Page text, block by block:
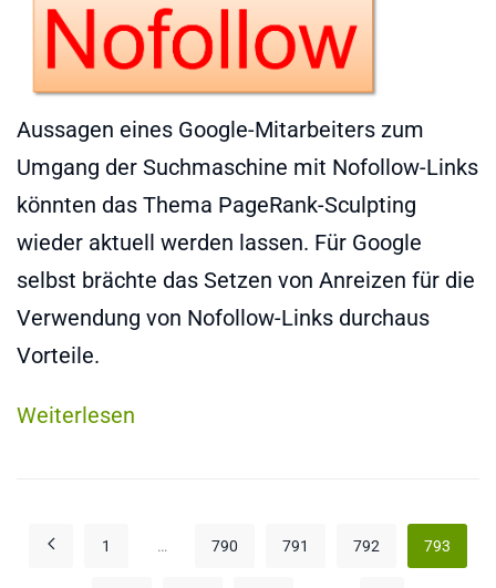
Aussagen eines Google-Mitarbeiters zum
Umgang der Suchmaschine mit Nofollow-Links
könnten das Thema PageRank-Sculpting
wieder aktuell werden lassen. Für Google
selbst brächte das Setzen von Anreizen für die
Verwendung von Nofollow-Links durchaus
Vorteile.
Weiterlesen
1 … 790 791 792 793